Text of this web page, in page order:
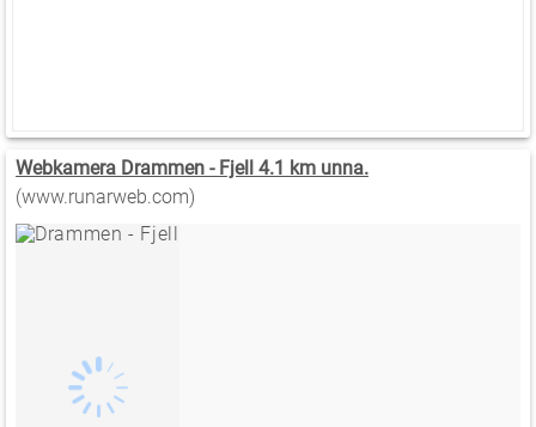
Webkamera Drammen - Fjell 4.1 km unna.
(www.runarweb.com)